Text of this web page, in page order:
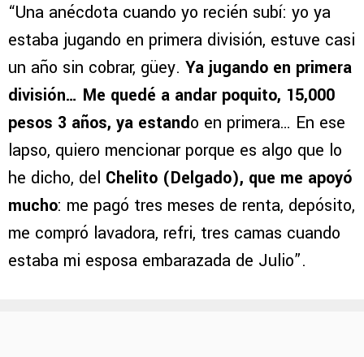
“Una anécdota cuando yo recién subí: yo ya
estaba jugando en primera división, estuve casi
un año sin cobrar, güey. Ya jugando en primera
división… Me quedé a andar poquito, 15,000
pesos 3 años, ya estando en primera… En ese
lapso, quiero mencionar porque es algo que lo
he dicho, del Chelito (Delgado), que me apoyó
mucho: me pagó tres meses de renta, depósito,
me compró lavadora, refri, tres camas cuando
estaba mi esposa embarazada de Julio”.